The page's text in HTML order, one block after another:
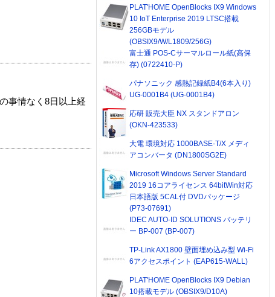
事情なく8日以上経
PLAT'HOME OpenBlocks IX9 Windows
10 IoT Enterprise 2019 LTSC搭載
256GBモデル
(OBSIX9/W/L1809/256G)
富士通 POS-Cサーマルロール紙(高保
存) (0722410-P)
パナソニック 感熱記録紙B4(6本入り)
UG-0001B4 (UG-0001B4)
応研 販売大臣 NX スタンドアロン
(OKN-423533)
大電 環境対応 1000BASE-T/X メディ
アコンバータ (DN1800SG2E)
Microsoft Windows Server Standard
2019 16コアライセンス 64bitWin対応
日本語版 5CAL付 DVDパッケージ
(P73-07691)
IDEC AUTO-ID SOLUTIONS バッテリ
ー BP-007 (BP-007)
TP-Link AX1800 壁面埋め込み型 Wi-Fi
6アクセスポイント (EAP615-WALL)
PLAT'HOME OpenBlocks IX9 Debian
10搭載モデル (OBSIX9/D10A)